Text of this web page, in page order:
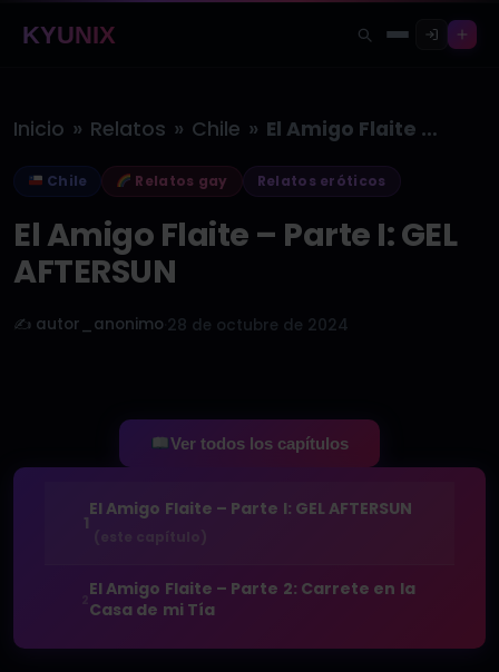
KYUNIX
Inicio » Relatos » Chile » El Amigo Flaite – Parte I:…
Chile Relatos gay Relatos eróticos
El Amigo Flaite – Parte I: GEL
AFTERSUN
✍️ autor_anonimo 28 de octubre de 2024
Ver todos los capítulos
1
El Amigo Flaite – Parte I: GEL AFTERSUN
El Amigo Flaite – Parte 2: Carrete en la
Casa de mi Tía